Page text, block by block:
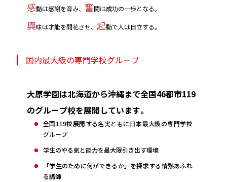
感動は感謝を育み、 奮闘は成功の一歩となる。
興味は才能を開花させ、 起動で人は自立する。
国内最大級の専門学校グループ
大原学園は北海道から沖縄まで全国46都市119
のグループ校を展開しています。
全国119校展開する名実ともに日本最大級の専門学校
グループ
学生のやる気と能力を最大限引き出す環境
「学生のために何ができるか」を探求する情熱あふれ
る講師